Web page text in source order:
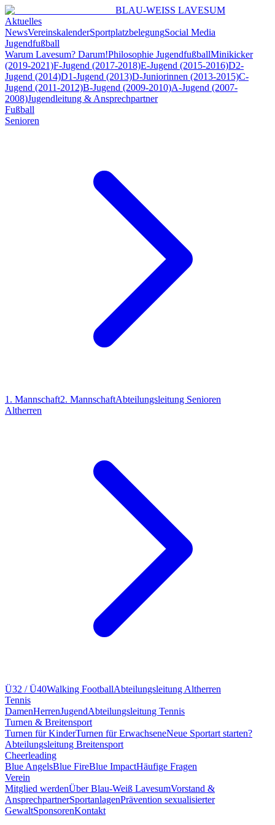
BLAU-WEISS LAVESUM
Aktuelles
NewsVereinskalenderSportplatzbelegungSocial Media
Jugendfußball
Warum Lavesum? Darum!Philosophie JugendfußballMinikicker
(2019-2021)F-Jugend (2017-2018)E-Jugend (2015-2016)D2-
Jugend (2014)D1-Jugend (2013)D-Juniorinnen (2013-2015)C-
Jugend (2011-2012)B-Jugend (2009-2010)A-Jugend (2007-
2008)Jugendleitung & Ansprechpartner
Fußball
Senioren
1. Mannschaft2. MannschaftAbteilungsleitung Senioren
Altherren
Ü32 / Ü40Walking FootballAbteilungsleitung Altherren
Tennis
DamenHerrenJugendAbteilungsleitung Tennis
Turnen & Breitensport
Turnen für KinderTurnen für ErwachseneNeue Sportart starten?
Abteilungsleitung Breitensport
Cheerleading
Blue AngelsBlue FireBlue ImpactHäufige Fragen
Verein
Mitglied werdenÜber Blau-Weiß LavesumVorstand &
AnsprechpartnerSportanlagenPrävention sexualisierter
GewaltSponsorenKontakt